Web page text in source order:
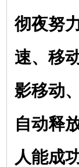
彻夜努
速、移
影移动
自动释
人能成